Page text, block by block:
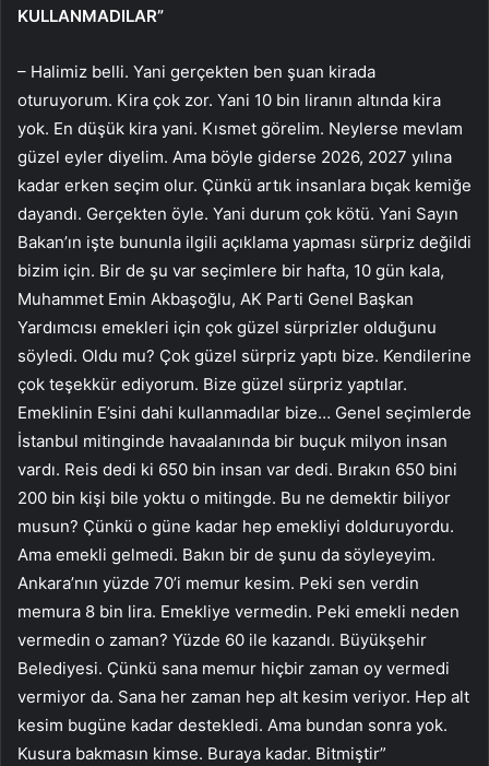
KULLANMADILAR”
– Halimiz belli. Yani gerçekten ben şuan kirada
oturuyorum. Kira çok zor. Yani 10 bin liranın altında kira
yok. En düşük kira yani. Kısmet görelim. Neylerse mevlam
güzel eyler diyelim. Ama böyle giderse 2026, 2027 yılına
kadar erken seçim olur. Çünkü artık insanlara bıçak kemiğe
dayandı. Gerçekten öyle. Yani durum çok kötü. Yani Sayın
Bakan’ın işte bununla ilgili açıklama yapması sürpriz değildi
bizim için. Bir de şu var seçimlere bir hafta, 10 gün kala,
Muhammet Emin Akbaşoğlu, AK Parti Genel Başkan
Yardımcısı emekleri için çok güzel sürprizler olduğunu
söyledi. Oldu mu? Çok güzel sürpriz yaptı bize. Kendilerine
çok teşekkür ediyorum. Bize güzel sürpriz yaptılar.
Emeklinin E’sini dahi kullanmadılar bize… Genel seçimlerde
İstanbul mitinginde havaalanında bir buçuk milyon insan
vardı. Reis dedi ki 650 bin insan var dedi. Bırakın 650 bini
200 bin kişi bile yoktu o mitingde. Bu ne demektir biliyor
musun? Çünkü o güne kadar hep emekliyi dolduruyordu.
Ama emekli gelmedi. Bakın bir de şunu da söyleyeyim.
Ankara’nın yüzde 70’i memur kesim. Peki sen verdin
memura 8 bin lira. Emekliye vermedin. Peki emekli neden
vermedin o zaman? Yüzde 60 ile kazandı. Büyükşehir
Belediyesi. Çünkü sana memur hiçbir zaman oy vermedi
vermiyor da. Sana her zaman hep alt kesim veriyor. Hep alt
kesim bugüne kadar destekledi. Ama bundan sonra yok.
Kusura bakmasın kimse. Buraya kadar. Bitmiştir”